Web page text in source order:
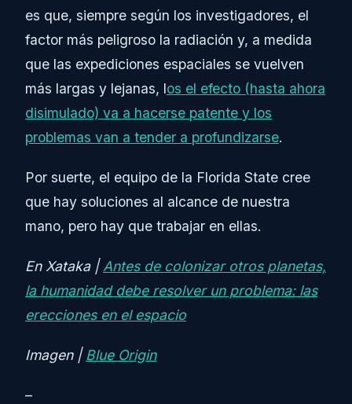
es que, siempre según los investigadores, el
factor más peligroso la radiación y, a medida
que las expediciones espaciales se vuelven
más largas y lejanas, los el efecto (hasta ahora
disimulado) va a hacerse patente y los
problemas van a tender a profundizarse.
Por suerte, el equipo de la Florida State cree
que hay soluciones al alcance de nuestra
mano, pero hay que trabajar en ellas.
En Xataka | Antes de colonizar otros planetas,
la humanidad debe resolver un problema: las
erecciones en el espacio
Imagen | Blue Origin
–